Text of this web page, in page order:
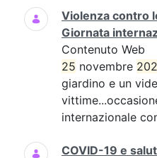
Violenza contro
Giornata
Contenuto Web
25 novembre
giardino e un
internazionale
COVID-19 e